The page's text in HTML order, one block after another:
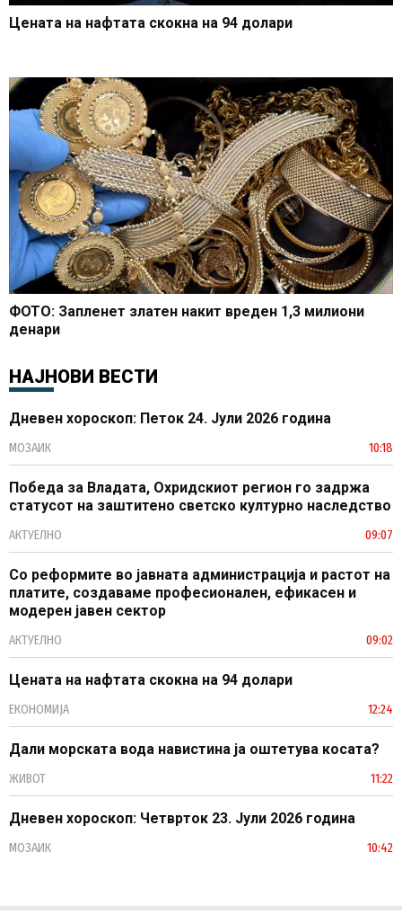
Цената на нафтата скокна на 94 долари
ФОТО: Запленет златен накит вреден 1,3 милиони
денари
НАЈНОВИ ВЕСТИ
Дневен хороскоп: Петок 24. Јули 2026 година
МОЗАИК 10:18
Победа за Владата, Охридскиот регион го задржа
статусот на заштитено светско културно наследство
АКТУЕЛНО 09:07
Со реформите во јавната администрација и растот на
платите, создаваме професионален, ефикасен и
модерен јавен сектор
АКТУЕЛНО 09:02
Цената на нафтата скокна на 94 долари
ЕКОНОМИЈА 12:24
Дали морската вода навистина ја оштетува косата?
ЖИВОТ 11:22
Дневен хороскоп: Четврток 23. Јули 2026 година
МОЗАИК 10:42